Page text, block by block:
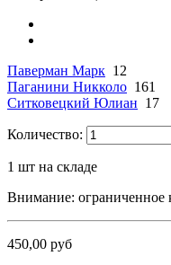
Паверман Марк 12
Паганини Никколо 161
Ситковецкий Юлиан 17
Количество:
1 шт на складе
Внимание: ограниченное
450,00 руб